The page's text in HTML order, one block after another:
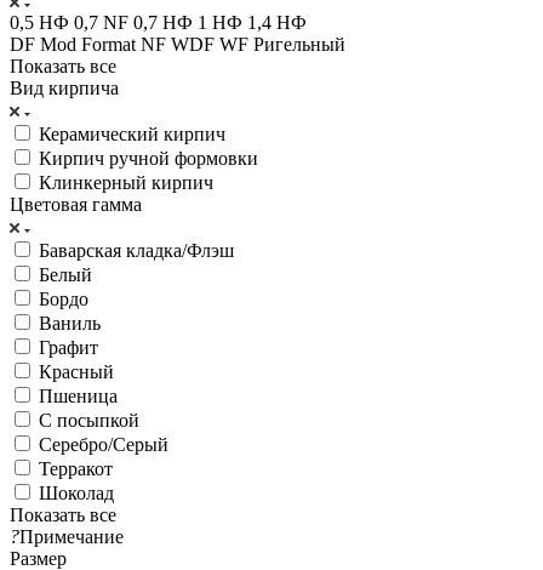
0,5 НФ 0,7 NF 0,7 НФ 1 НФ 1,4 НФ
DF Mod Format NF WDF WF Ригельный
Показать все
Вид кирпича
Керамический кирпич
Кирпич ручной формовки
Клинкерный кирпич
Цветовая гамма
Баварская кладка/Флэш
Белый
Бордо
Ваниль
Графит
Красный
Пшеница
С посыпкой
Серебро/Серый
Терракот
Шоколад
Показать все
?Примечание
Размер